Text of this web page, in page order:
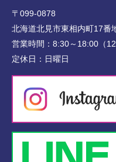
〒099-0878
北海道北見市東相内町17番
営業時間： 8:30～18:00（
定休日： 日曜日